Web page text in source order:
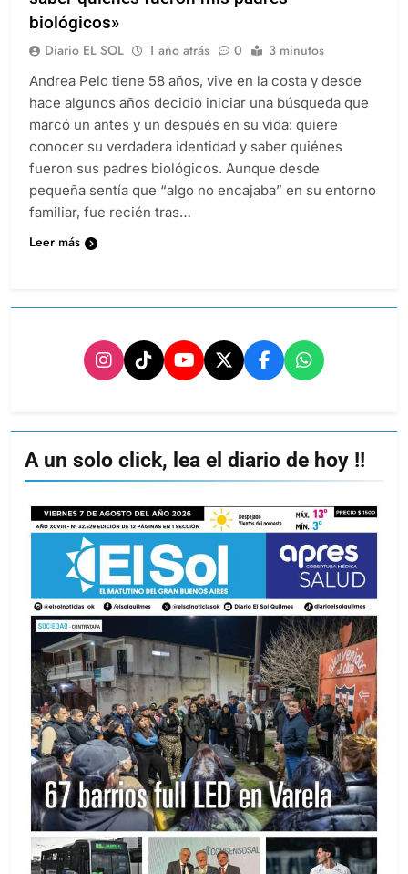
biológicos»
Diario EL SOL 1 año atrás 0 3 minutos
Andrea Pelc tiene 58 años, vive en la costa y desde
hace algunos años decidió iniciar una búsqueda que
marcó un antes y un después en su vida: quiere
conocer su verdadera identidad y saber quiénes
fueron sus padres biológicos. Aunque desde
pequeña sentía que “algo no encajaba” en su entorno
familiar, fue recién tras…
Leer más
A un solo click, lea el diario de hoy !!